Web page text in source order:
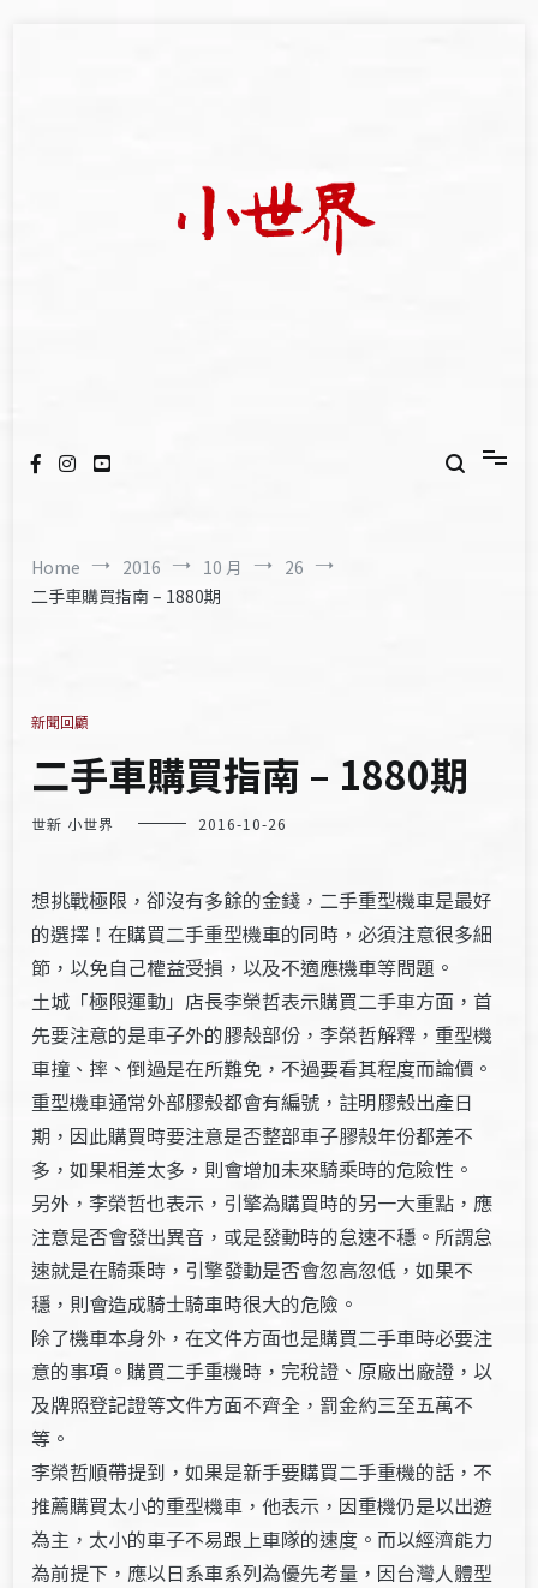
Home 2016 10 月
26
二手車購買指南 – 1880期
新聞回顧
二手車購買指南 – 1880期
世新 小世界 2016-10-26
想挑戰極限，卻沒有多餘的金錢，二手重型機車是最好
的選擇！在購買二手重型機車的同時，必須注意很多細
節，以免自己權益受損，以及不適應機車等問題。
土城「極限運動」店長李榮哲表示購買二手車方面，首
先要注意的是車子外的膠殼部份，李榮哲解釋，重型機
車撞、摔、倒過是在所難免，不過要看其程度而論價。
重型機車通常外部膠殼都會有編號，註明膠殼出產日
期，因此購買時要注意是否整部車子膠殼年份都差不
多，如果相差太多，則會增加未來騎乘時的危險性。
另外，李榮哲也表示，引擎為購買時的另一大重點，應
注意是否會發出異音，或是發動時的怠速不穩。所謂怠
速就是在騎乘時，引擎發動是否會忽高忽低，如果不
穩，則會造成騎士騎車時很大的危險。
除了機車本身外，在文件方面也是購買二手車時必要注
意的事項。購買二手重機時，完稅證、原廠出廠證，以
及牌照登記證等文件方面不齊全，罰金約三至五萬不
等。
李榮哲順帶提到，如果是新手要購買二手重機的話，不
推薦購買太小的重型機車，他表示，因重機仍是以出遊
為主，太小的車子不易跟上車隊的速度。而以經濟能力
為前提下，應以日系車系列為優先考量，因台灣人體型